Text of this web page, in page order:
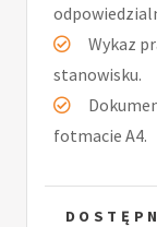
Wykaz
stanowisku.
fotmacie A4.